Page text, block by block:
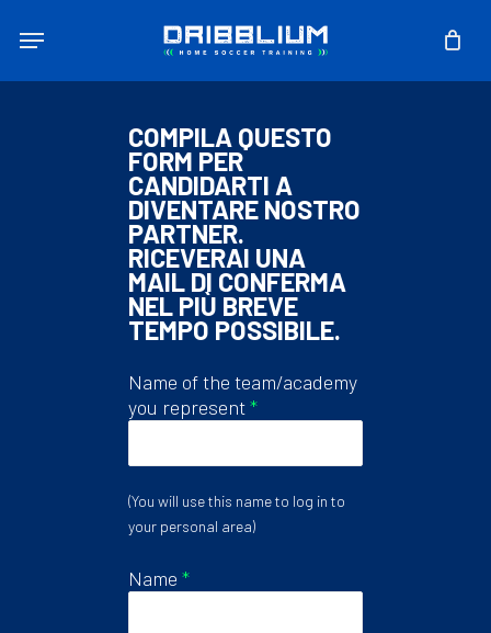
content
Menu
COMPILA QUESTO
FORM PER
CANDIDARTI A
DIVENTARE NOSTRO
PARTNER.
RICEVERAI UNA
MAIL DI CONFERMA
NEL PIÙ BREVE
TEMPO POSSIBILE.
Name of the team/academy
you represent*
(You will use this name to log in to
your personal area)
Name *